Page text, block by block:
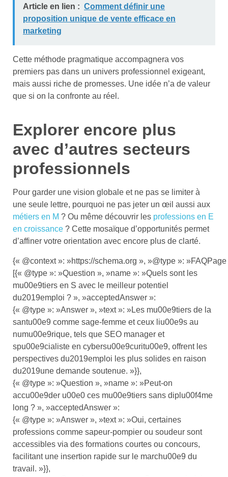
Article en lien : Comment définir une
proposition unique de vente efficace en
marketing
Cette méthode pragmatique accompagnera vos
premiers pas dans un univers professionnel exigeant,
mais aussi riche de promesses. Une idée n’a de valeur
que si on la confronte au réel.
Explorer encore plus
avec d’autres secteurs
professionnels
Pour garder une vision globale et ne pas se limiter à
une seule lettre, pourquoi ne pas jeter un œil aussi aux
métiers en M ? Ou même découvrir les professions en E
en croissance ? Cette mosaïque d’opportunités permet
d’affiner votre orientation avec encore plus de clarté.
{« @context »: »https://schema.org », »@type »:
[{« @type »: »Question », »name »: »Quels sont les
mu00e9tiers en S avec le meilleur potentiel
du2019emploi ? », »acceptedAnswer »:
{« @type »: »Answer », »text »: »Les mu00e9tiers de la
santu00e9 comme sage-femme et ceux liu00e9s au
numu00e9rique, tels que SEO manager et
spu00e9cialiste en cybersu00e9curitu00e9, offrent les
perspectives du2019emploi les plus solides en raison
du2019une demande soutenue. »}},
{« @type »: »Question », »name »: »Peut-on
accu00e9der u00e0 ces mu00e9tiers sans diplu00f4me
long ? », »acceptedAnswer »:
{« @type »: »Answer », »text »: »Oui, certaines
professions comme sapeur-pompier ou soudeur sont
accessibles via des formations courtes ou concours,
facilitant une insertion rapide sur le marchu00e9 du
travail. »}},